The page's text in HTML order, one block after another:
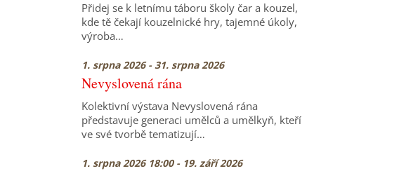
Přidej se k letnímu táboru školy čar a kouzel,
kde tě čekají kouzelnické hry, tajemné úkoly,
výroba…
1. srpna 2026 - 31. srpna 2026
Nevyslovená rána
Kolektivní výstava Nevyslovená rána
představuje generaci umělců a umělkyň, kteří
ve své tvorbě tematizují…
1. srpna 2026 18:00 - 19. září 2026